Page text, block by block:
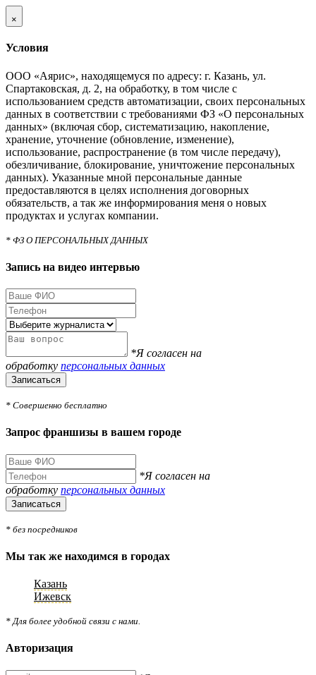
×
Условия
ООО «Аярис», находящемуся по адресу: г. Казань, ул.
Спартаковская, д. 2, на обработку, в том числе с
использованием средств автоматизации, своих персональных
данных в соответствии с требованиями ФЗ «О персональных
данных» (включая сбор, систематизацию, накопление,
хранение, уточнение (обновление, изменение),
использование, распространение (в том числе передачу),
обезличивание, блокирование, уничтожение персональных
данных). Указанные мной персональные данные
предоставляются в целях исполнения договорных
обязательств, а так же информирования меня о новых
продуктах и услугах компании.
* ФЗ О ПЕРСОНАЛЬНЫХ ДАННЫХ
Запись на видео интервью
*Я согласен на
обработку персональных данных
Записаться
* Совершенно бесплатно
Запрос франшизы в вашем городе
*Я согласен на
обработку персональных данных
Записаться
* без посредников
Мы так же находимся в городах
Казань
Ижевск
* Для более удобной связи с нами.
Авторизация